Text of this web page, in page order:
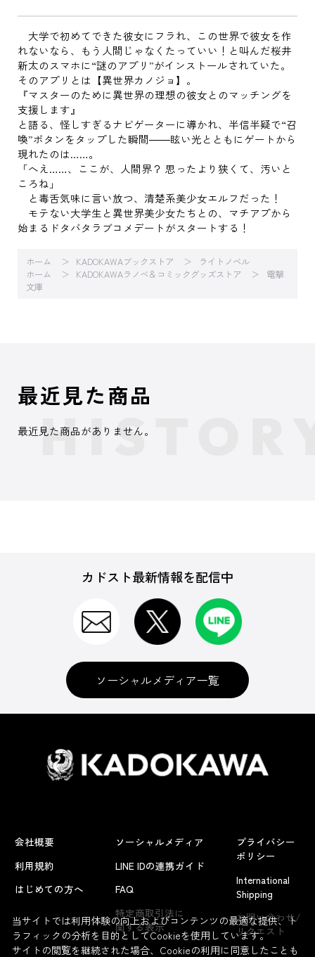
大学で初めてできた彼女にフラれ、この世界で彼女を作
れないなら、もう人間じゃなくたっていい！と叫んだ桜井
新太のスマホに“謎のアプリ”がインストールされていた。
そのアプリとは【異世界カノジョ】。
『マスターのために異世界の理想の彼女とのマッチングを
支援します』
と語る、怪しすぎるナビゲーターに導かれ、半信半疑で“召
喚”ボタンをタップした瞬間――眩い光とともにゲートから
現れたのは……。
「へえ……、ここが、人間界？ 思ったより狭くて、汚いと
ころね」
と毒舌気味に言い放つ、清楚系美少女エルフだった！
モテない大学生と異世界美少女たちとの、マチアプから
始まるドタバタラブコメデートがスタートする！
ホーム KADOKAWAブックストア
ライトノベル
ホーム
KADOKAWAラノベ＆コミックグッズストア
電撃
文庫
よくあるお問い合わせ
最近見た商品
最近見た商品がありません。
カドスト最新情報を配信中
ソーシャルメディア一覧
会社概要
利用規約
はじめての方へ
ソーシャルメディア
LINE IDの連携ガイド
FAQ
特定商取引法に
関する表示
プライバシー
ポリシー
International
Shipping
お問い合わせ/
リクエスト
当サイトでは利用体験の向上およびコンテンツの最適な提供、ト
ラフィックの分析を目的としてCookieを使用しています。
サイトの閲覧を継続された場合、Cookieの利用に同意したことも